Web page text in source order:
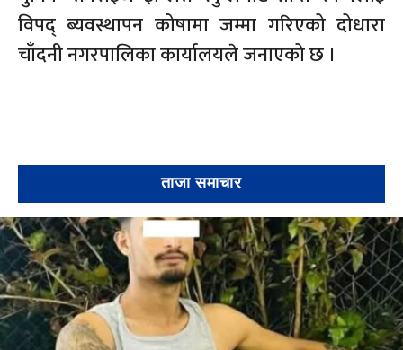
विपद् ब्यवस्थापन कोषामा जम्मा गरिएको दोधारा
चाँदनी नगरपालिका कार्यालयले जनाएको छ ।
ताजा समाचार